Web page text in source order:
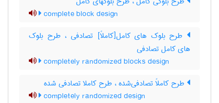
complete block design
طرح بلوک های کامل[کاملاً] تصادفی ، طرح بلوک
های کامل تصادفی
completely randomized blocks design
طرح کاملاً تصادفی‌شده ، طرح کاملا تصادفی شده
completely randomized design